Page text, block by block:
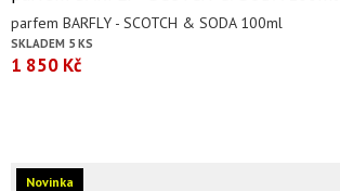
parfem BARFLY - SCOTCH & SODA 100ml
SKLADEM 5 KS
1 850 Kč
Novinka